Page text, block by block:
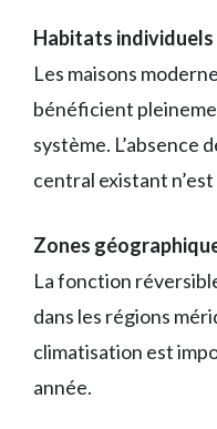
Habitats
Les maisons
bénéficient
système. L’absence
central existant
Zones
La fonction
dans les régions
climatisation est
année.